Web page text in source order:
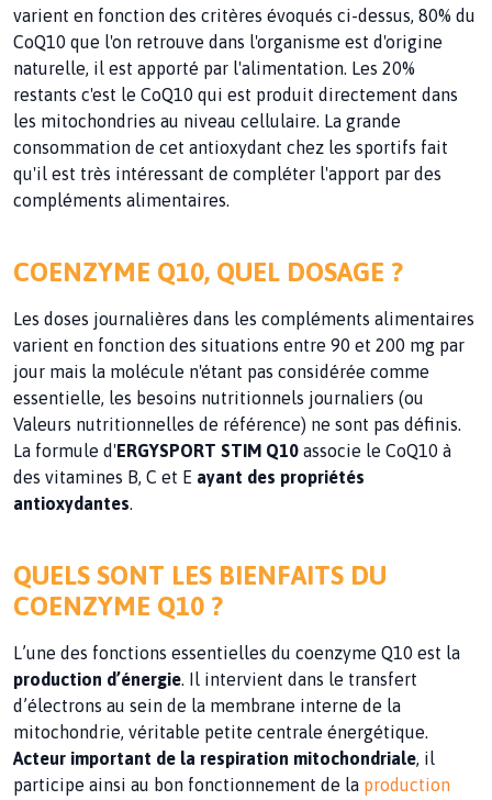
varient en fonction des critères évoqués ci-dessus, 80% du
CoQ10 que l'on retrouve dans l'organisme est d'origine
naturelle, il est apporté par l'alimentation. Les 20%
restants c'est le CoQ10 qui est produit directement dans
les mitochondries au niveau cellulaire. La grande
consommation de cet antioxydant chez les sportifs fait
qu'il est très intéressant de compléter l'apport par des
compléments alimentaires.
COENZYME Q10, QUEL DOSAGE ?
Les doses journalières dans les compléments alimentaires
varient en fonction des situations entre 90 et 200 mg par
jour mais la molécule n'étant pas considérée comme
essentielle, les besoins nutritionnels journaliers (ou
Valeurs nutritionnelles de référence) ne sont pas définis.
La formule d'ERGYSPORT STIM Q10 associe le CoQ10 à
des vitamines B, C et E ayant des propriétés
antioxydantes.
QUELS SONT LES BIENFAITS DU
COENZYME Q10 ?
L’une des fonctions essentielles du coenzyme Q10 est la
production d’énergie. Il intervient dans le transfert
d’électrons au sein de la membrane interne de la
mitochondrie, véritable petite centrale énergétique.
Acteur important de la respiration mitochondriale, il
participe ainsi au bon fonctionnement de la production